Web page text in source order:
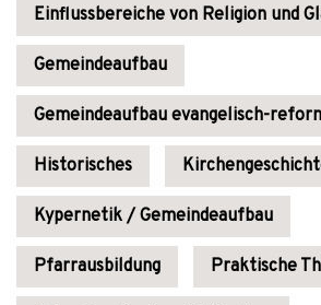
Einflussbereiche von Religion und
Gemeindeaufbau
Gemeindeaufbau evangelisch-
Historisches
Kypernetik / Gemeindeaufbau
Pfarrausbildung Praktische